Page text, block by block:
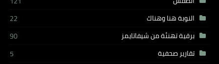
النوبة هنا وهناك
22
برقية تهنئة من شيفاتايمز
90
تقارير صحفية
5